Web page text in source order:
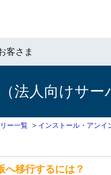
客さま
法人向けサー
ー一覧 > インストール・アンイ
へ移行するには？